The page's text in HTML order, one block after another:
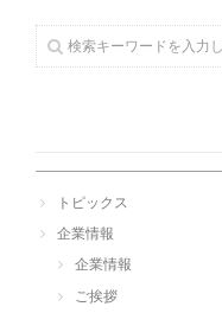
トピックス
企業情報
企業情報
ご挨拶